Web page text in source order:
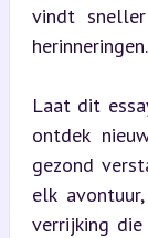
vindt
herinneringen.
Laat dit
ontdek
gezond
elk
verrijking